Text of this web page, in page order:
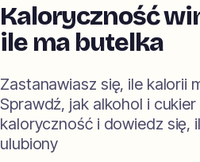
Kaloryczność
ile ma butelka
Zastanawiasz się, ile kalorii
Sprawdź, jak alkohol i cukier
kaloryczność i dowiedz się,
ulubiony